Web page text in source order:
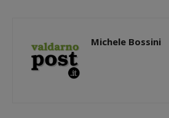
Michele Bossini